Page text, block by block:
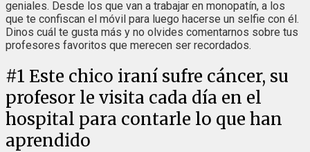
geniales. Desde los que van a trabajar en monopatín, a los
que te confiscan el móvil para luego hacerse un selfie con él.
Dinos cuál te gusta más y no olvides comentarnos sobre tus
profesores favoritos que merecen ser recordados.
#1 Este chico iraní sufre cáncer, su
profesor le visita cada día en el
hospital para contarle lo que han
aprendido